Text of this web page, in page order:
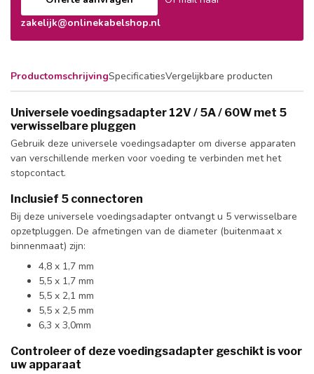
zakelijk@onlinekabelshop.nl
ProductomschrijvingSpecificatiesVergelijkbare producten
Universele voedingsadapter 12V / 5A / 60W met 5
verwisselbare pluggen
Gebruik deze universele voedingsadapter om diverse apparaten
van verschillende merken voor voeding te verbinden met het
stopcontact.
Inclusief 5 connectoren
Bij deze universele voedingsadapter ontvangt u 5 verwisselbare
opzetpluggen. De afmetingen van de diameter (buitenmaat x
binnenmaat) zijn:
4,8 x 1,7 mm
5,5 x 1,7 mm
5,5 x 2,1 mm
5,5 x 2,5 mm
6,3 x 3,0mm
Controleer of deze voedingsadapter geschikt is voor
uw apparaat